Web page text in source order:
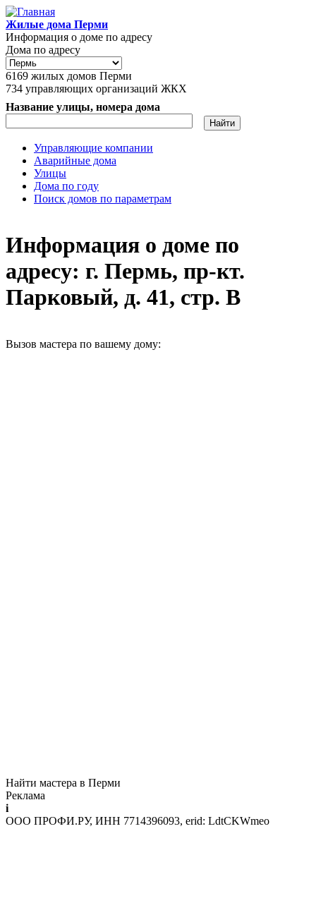
Перейти к основному содержанию
Жилые дома Перми
Информация о доме по адресу
Дома по адресу
6169 жилых домов Перми
734 управляющих организаций ЖКХ
Название улицы, номера дома
Главное меню
Управляющие компании
Аварийные дома
Улицы
Дома по году
Поиск домов по параметрам
Информация о доме по
адресу: г. Пермь, пр-кт.
Парковый, д. 41, стр. В
Вызов мастера по вашему дому:
Найти мастера в Перми
Реклама
i
ООО ПРОФИ.РУ, ИНН 7714396093, erid: LdtCKWmeo